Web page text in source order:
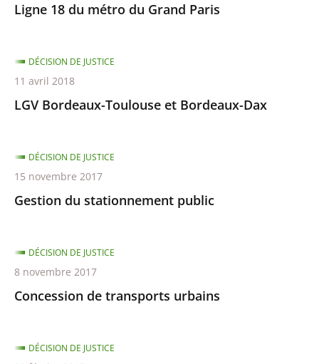
Ligne 18 du métro du Grand Paris
LGV Bordeaux-Toulouse et Bordeaux-Dax
DÉCISION DE JUSTICE
11 avril 2018
Gestion du stationnement public
DÉCISION DE JUSTICE
15 novembre 2017
Concession de transports urbains
DÉCISION DE JUSTICE
8 novembre 2017
DÉCISION DE JUSTICE